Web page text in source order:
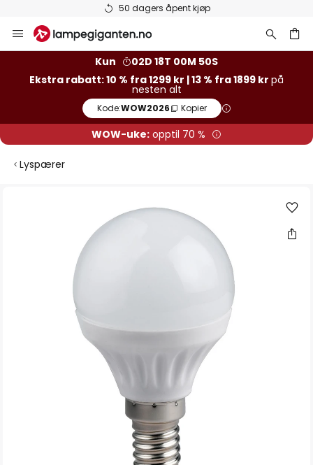
Hopp
til
Kun
02D 18T 00M 49S
Ekstra rabatt: 10 % fra 1299 kr | 13 % fra 1899 kr på
nesten alt
Kode:WOW2026 Kopier
WOW-uke: opptil 70 %
Lyspærer